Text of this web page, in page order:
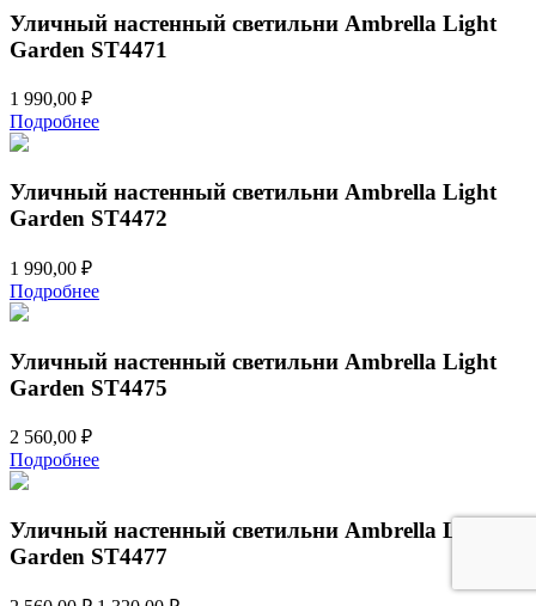
016,00 ₽.
Уличный настенный светильни Ambrella Light
Garden ST4471
1 990,00 ₽
Подробнее
Уличный настенный светильни Ambrella Light
Garden ST4472
1 990,00 ₽
Подробнее
Уличный настенный светильни Ambrella Light
Garden ST4475
2 560,00 ₽
Подробнее
Уличный настенный светильни Ambrella Light
Garden ST4477
Первоначальная
Текущая